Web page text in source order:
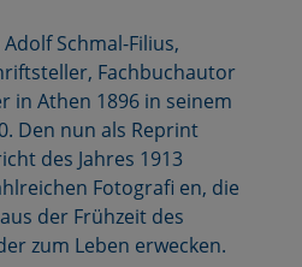
Schmal-Filius,
Fachbuchautor
in Athen 1896 in seinem
Den nun als Reprint
des Jahres 1913
Fotografi en, die
der Frühzeit des
zum Leben erwecken.